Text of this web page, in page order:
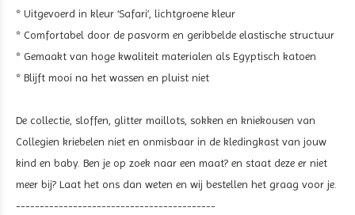
* Uitgevoerd in kleur ‘Safari’, lichtgroene kleur
* Comfortabel door de pasvorm en geribbelde elastische structuur
* Gemaakt van hoge kwaliteit materialen als Egyptisch katoen
* Blijft mooi na het wassen en pluist niet
De collectie, sloffen, glitter maillots, sokken en kniekousen van
Collegien kriebelen niet en onmisbaar in de kledingkast van jouw
kind en baby. Ben je op zoek naar een maat? en staat deze er niet
meer bij? Laat het ons dan weten en wij bestellen het graag voor je.
------------------------------------------